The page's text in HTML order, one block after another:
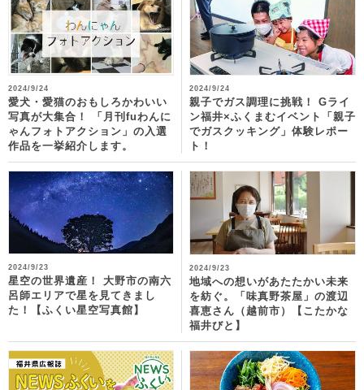
2024/9/24
愛犬・愛猫のおもしろかわいい
写真が大集合！ 「月刊fuわんに
ゃんフォトアクション」の入選
作品を一挙紹介します。
2024/9/24
親子でガス調理に挑戦！ Gライ
ン福井×ふくまむイベント「親子
でガスクッキング」体験レポー
ト！
2024/9/23
星空の世界遺産！ 大野市の南六
呂師エリアで星を見てきまし
た！【ふくい星空写真館】
2024/9/23
地域への想いがあたたかい未来
を紡ぐ。「味真野茶屋」の渡辺
喜恵さん（越前市）【こたかな
福井びと】